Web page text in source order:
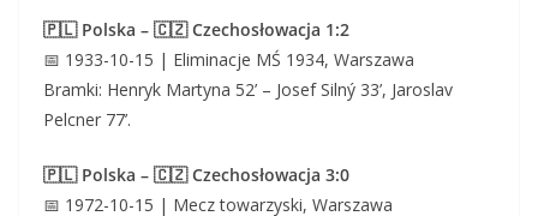
🇵🇱 Polska – 🇨🇿 Czechosłowacja 1:2
📅 1933-10-15 | Eliminacje MŚ 1934, Warszawa
Bramki: Henryk Martyna 52’ – Josef Silný 33’, Jaroslav
Pelcner 77’.
🇵🇱 Polska – 🇨🇿 Czechosłowacja 3:0
📅 1972-10-15 | Mecz towarzyski, Warszawa